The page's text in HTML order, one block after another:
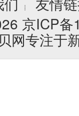
┊
京ICP
网专注于